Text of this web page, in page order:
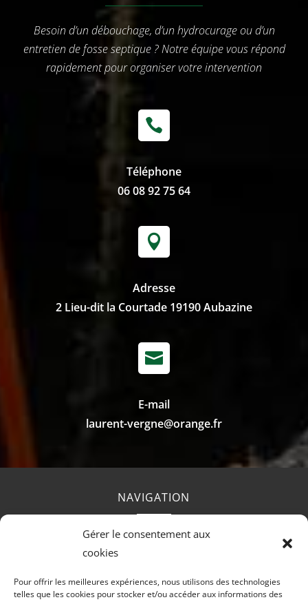
Gérer le consentement aux
cookies
Pour offrir les meilleures expériences, nous utilisons des technologies
telles que les cookies pour stocker et/ou accéder aux informations des
Besoin d’un débouchage, d’un hydrocurage ou d’un
entretien de fosse septique ? Notre équipe vous répond
rapidement pour organiser votre intervention

Téléphone
06 08 92 75 64

Adresse
2 Lieu-dit la Courtade 19190 Aubazine

E-mail
laurent-vergne@orange.fr
NAVIGATION
Accueil Contact Mentions Légales